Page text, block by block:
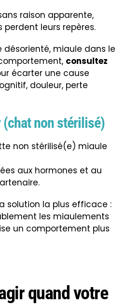
raison apparente,
perdent leurs repères.
désorienté, miaule dans le
consultez
écarter une cause
douleur, perte
(chat non stérilisé)
non stérilisé(e) miaule
aux hormones et au
solution la plus efficace :
les miaulements
un comportement plus
quand votre